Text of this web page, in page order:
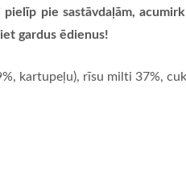
pie sastāvdaļām,
gardus ēdienus!
kartupeļu), rīsu milti 37%,